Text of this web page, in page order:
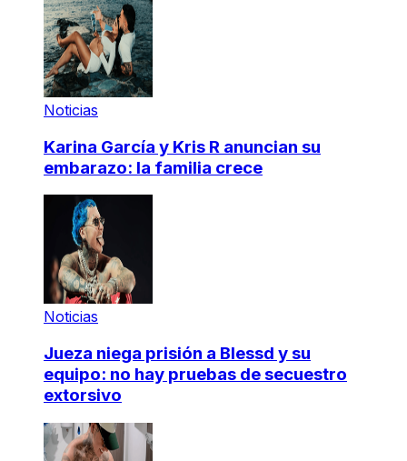
Noticias
Karina García y Kris R anuncian su
embarazo: la familia crece
Noticias
Jueza niega prisión a Blessd y su
equipo: no hay pruebas de secuestro
extorsivo